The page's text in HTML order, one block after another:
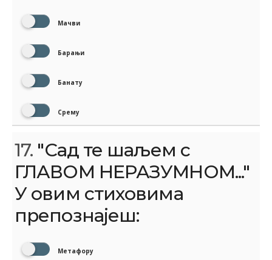
Мачви
Барањи
Банату
Срему
17. "Сад те шаљем с
ГЛАВОМ НЕРАЗУМНОМ..."
У овим стиховима
препознајеш:
Метафору